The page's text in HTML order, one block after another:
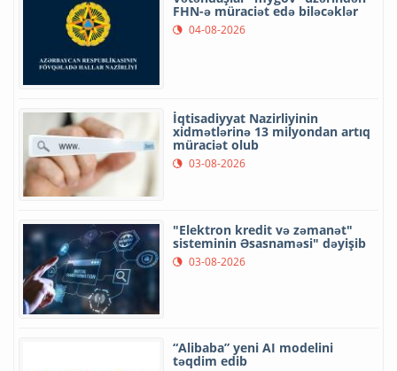
FHN-ə müraciət edə biləcəklər
04-08-2026
İqtisadiyyat Nazirliyinin
xidmətlərinə 13 milyondan artıq
müraciət olub
03-08-2026
"Elektron kredit və zəmanət"
sisteminin Əsasnaməsi" dəyişib
03-08-2026
“Alibaba” yeni AI modelini
təqdim edib